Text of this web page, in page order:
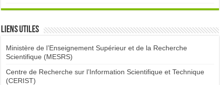
Liens utiles
Ministère de l’Enseignement Supérieur et de la Recherche
Scientifique (MESRS)
Centre de Recherche sur l’Information Scientifique et Technique
(CERIST)